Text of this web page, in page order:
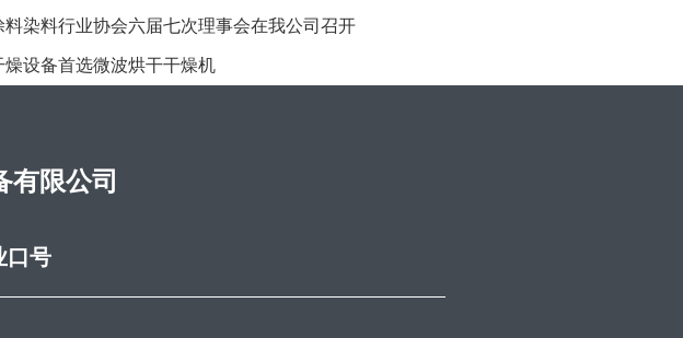
料染料行业协会六届七次理事会在我公司召开
燥设备首选微波烘干干燥机
有限公司
口号